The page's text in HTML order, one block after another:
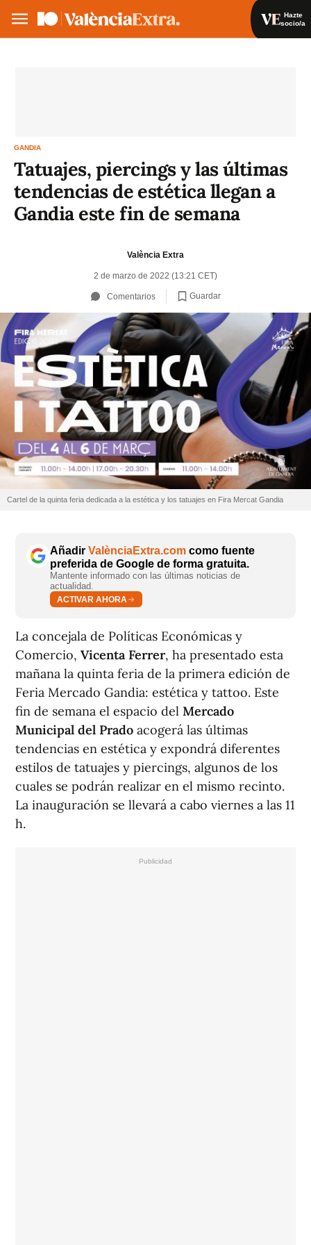
Hazte
socio/a
GANDIA
Tatuajes, piercings y las últimas
tendencias de estética llegan a
Gandia este fin de semana
València Extra
2 de marzo de 2022 (13:21 CET)
Comentarios Guardar
Cartel de la quinta feria dedicada a la estética y los tatuajes en Fira Mercat Gandia
Añadir ValènciaExtra.com como fuente
preferida de Google de forma gratuita.
Mantente informado con las últimas noticias de
actualidad.
ACTIVAR AHORA
La concejala de Políticas Económicas y
Comercio, Vicenta Ferrer, ha presentado esta
mañana la quinta feria de la primera edición de
Feria Mercado Gandia: estética y tattoo. Este
fin de semana el espacio del Mercado
Municipal del Prado acogerá las últimas
tendencias en estética y expondrá diferentes
estilos de tatuajes y piercings, algunos de los
cuales se podrán realizar en el mismo recinto.
La inauguración se llevará a cabo viernes a las 11
h.